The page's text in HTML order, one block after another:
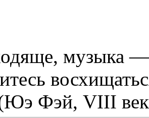
музыка
(Юэ Фэй, VIII